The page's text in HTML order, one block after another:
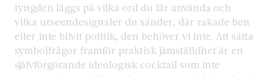
tyngden läggs på vilka ord du får använda och
vilka utseendesignaler du sänder, där rakade ben
eller inte blivit politik, den behöver vi inte. Att sätta
symbolfrågor framför praktisk jämställdhet är en
självförgörande ideologisk cocktail som inte